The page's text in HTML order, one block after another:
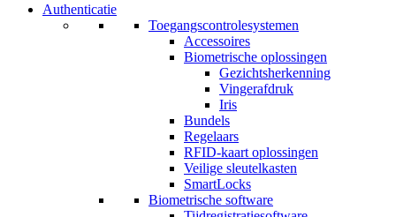
Authenticatie
Toegangscontrolesystemen
Accessoires
Biometrische oplossingen
Gezichtsherkenning
Vingerafdruk
Iris
Bundels
Regelaars
RFID-kaart oplossingen
Veilige sleutelkasten
SmartLocks
Biometrische software